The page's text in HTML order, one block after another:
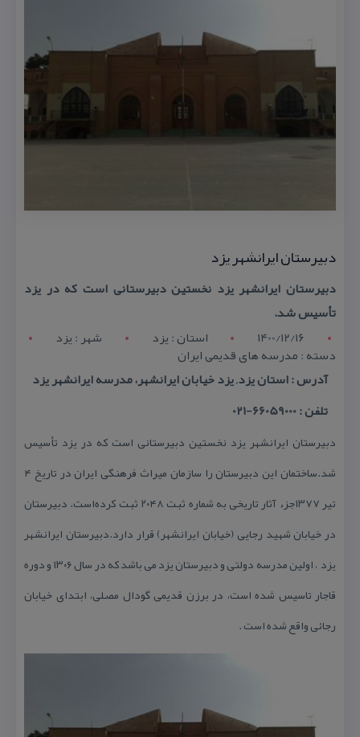
دبیرستان ایرانشهر یزد
دبیرستان ایرانشهر یزد نخستین دبیرستانی است كه در یزد
تأسیس شد.
1400/12/16
استان : يزد شهر : يزد
دسته : مدرسه های قدیمی ایران
آدرس : استان یزد, یزد خیابان ایرانشهر، مدرسه ایرانشهر یزد
تلفن : 66059000-021
دبیرستان ایرانشهر یزد نخستین دبیرستانی است كه در یزد تأسیس
شد.ساختمان این دبیرستان را سازمان میراث فرهنگی ایران در تاریخ ۴
تیر ۱۳۷۷جزء آثار تاریخی به شماره ثبت ۲۰۴۸ ثبت كرده‌است. دبیرستان
در خیابان شهید رجایی (خیابان ایرانشهر) قرار دارد.دبیرستان ایرانشهر
یزد ، اولین مدرسه دولتی و دبیرستان یزد می باشد كه در سال ۱۳۰۶ و دوره
قاجار تاسیس شده است، در برزن قدیمی گودال مصلی، ابتدای خیابان
رجائی واقع شده است .